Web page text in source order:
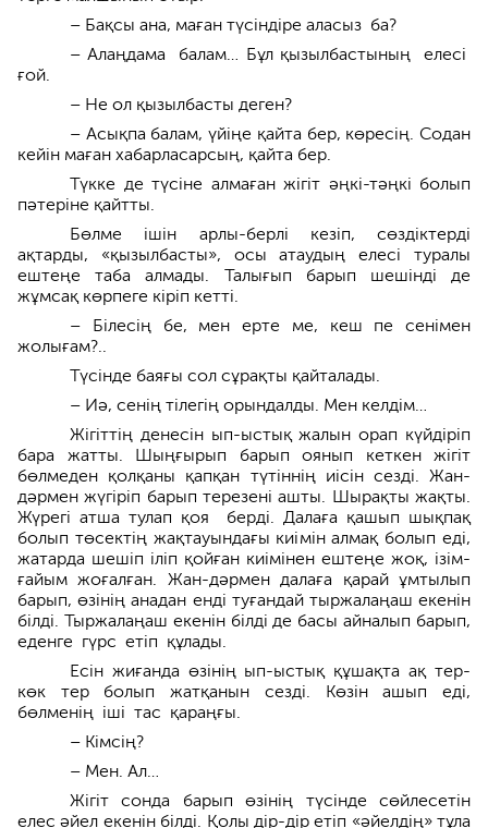
– Бақсы ана, маған түсіндіре аласыз ба?
– Алаңдама балам… Бұл қызылбас­тының елесі
ғой.
– Не ол қызылбасты деген?
– Асықпа балам, үйіңе қайта бер, көресің. Содан
кейін маған хабарласарсың, қайта бер.
Түкке де түсіне алмаған жігіт әңкі-тәңкі болып
пәтеріне қайтты.
Бөлме ішін арлы-берлі кезіп, сөздіктерді
ақтарды, «қызылбасты», осы атаудың елесі туралы
ештеңе таба алмады. Талығып барып шешінді де
жұмсақ көрпеге кіріп кетті.
– Білесің бе, мен ерте ме, кеш пе сенімен
жолығам?..
Түсінде баяғы сол сұрақты қайталады.
– Иә, сенің тілегің орындалды. Мен келдім…
Жігіттің денесін ып-ыстық жалын орап күйдіріп
бара жатты. Шыңғырып барып оянып кеткен жігіт
бөлмеден қолқаны қапқан түтіннің иісін сезді. Жан-
дәрмен жүгіріп барып терезені ашты. Шырақты жақты.
Жүрегі атша тулап қоя берді. Далаға қашып шықпақ
болып төсектің жақтауындағы киімін алмақ болып еді,
жатарда шешіп іліп қойған киімінен ештеңе жоқ, ізім-
ғайым жоғалған. Жан-дәрмен далаға қарай ұмтылып
барып, өзінің анадан енді туғандай тыржалаңаш екенін
білді. Тыржалаңаш екенін білді де басы айналып барып,
еденге гүрс етіп құлады.
Есін жиғанда өзінің ып-ыстық құшақта ақ тер-
көк тер болып жатқанын сезді. Көзін ашып еді,
бөлменің іші тас қараңғы.
– Кімсің?
– Мен. Ал…
Жігіт сонда барып өзінің түсінде сөйлесетін
елес әйел екенін білді. Қолы дір-дір етіп «әйелдің» тұла